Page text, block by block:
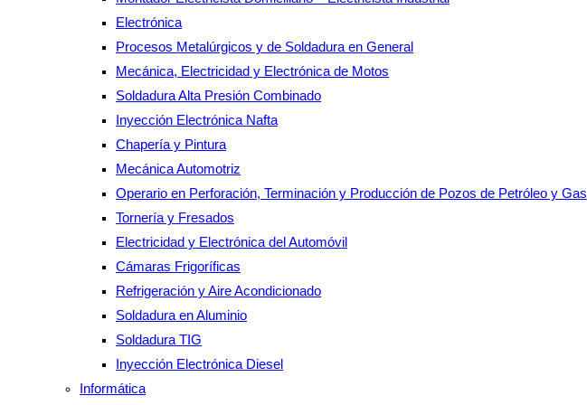
Electrónica
Procesos Metalúrgicos y de Soldadura en General
Mecánica, Electricidad y Electrónica de Motos
Soldadura Alta Presión Combinado
Inyección Electrónica Nafta
Chapería y Pintura
Mecánica Automotriz
Operario en Perforación, Terminación y Producción de Pozos de Petróleo y Gas
Tornería y Fresados
Electricidad y Electrónica del Automóvil
Cámaras Frigoríficas
Refrigeración y Aire Acondicionado
Soldadura en Aluminio
Soldadura TIG
Inyección Electrónica Diesel
Informática